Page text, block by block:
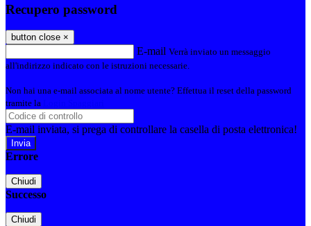
Recupero password
button close ×
E-mail Verrà inviato un messaggio
all'indirizzo indicato con le istruzioni necessarie.
Non hai una e-mail associata al nome utente? Effettua il reset della password
tramite la
E-mail inviata, si prega di controllare la casella di posta elettronica!
Errore
Chiudi
Successo
Chiudi